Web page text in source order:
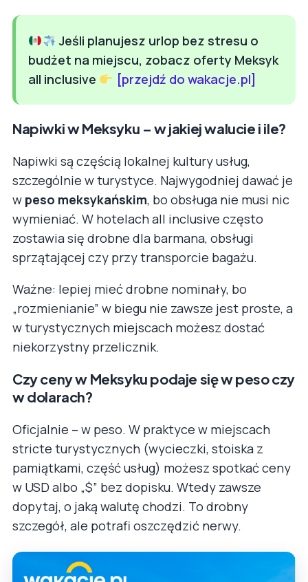
Jeśli planujesz urlop bez stresu o
budżet na miejscu, zobacz oferty Meksyk
all inclusive
[przejdź do wakacje.pl]
Napiwki w Meksyku – w jakiej walucie i ile?
Napiwki są częścią lokalnej kultury usług,
szczególnie w turystyce. Najwygodniej dawać je
w peso meksykańskim, bo obsługa nie musi nic
wymieniać. W hotelach all inclusive często
zostawia się drobne dla barmana, obsługi
sprzątającej czy przy transporcie bagażu.
Ważne: lepiej mieć drobne nominały, bo
„rozmienianie” w biegu nie zawsze jest proste, a
w turystycznych miejscach możesz dostać
niekorzystny przelicznik.
Czy ceny w Meksyku podaje się w peso czy
w dolarach?
Oficjalnie – w peso. W praktyce w miejscach
stricte turystycznych (wycieczki, stoiska z
pamiątkami, część usług) możesz spotkać ceny
w USD albo „$” bez dopisku. Wtedy zawsze
dopytaj, o jaką walutę chodzi. To drobny
szczegół, ale potrafi oszczędzić nerwy.